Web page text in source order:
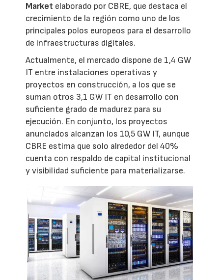
Market elaborado por CBRE, que destaca el
crecimiento de la región como uno de los
principales polos europeos para el desarrollo
de infraestructuras digitales.
Actualmente, el mercado dispone de 1,4 GW
IT entre instalaciones operativas y
proyectos en construcción, a los que se
suman otros 3,1 GW IT en desarrollo con
suficiente grado de madurez para su
ejecución. En conjunto, los proyectos
anunciados alcanzan los 10,5 GW IT, aunque
CBRE estima que solo alrededor del 40%
cuenta con respaldo de capital institucional
y visibilidad suficiente para materializarse.